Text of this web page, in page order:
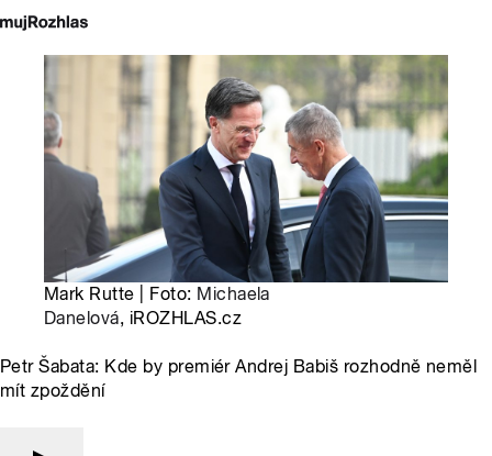
Mark Rutte | Foto: Michaela
Danelová, iROZHLAS.cz
Petr Šabata: Kde by premiér Andrej Babiš rozhodně neměl
mít zpoždění